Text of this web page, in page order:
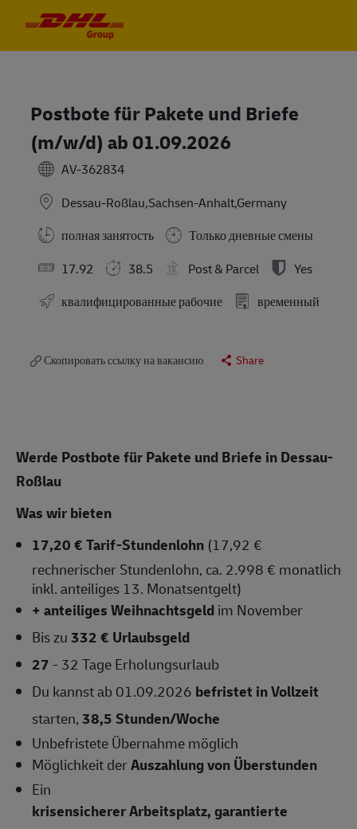
Postbote für Pakete und Briefe
(m/w/d) ab 01.09.2026
AV-362834
Dessau-Roßlau,Sachsen-Anhalt,Germany
полная занятость
Только дневные смены
17.92
38.5 Post & Parcel
Yes
квалифицированные рабочие
временный
Скопировать ссылку на вакансию Share
Werde Postbote für Pakete und Briefe in Dessau-
Roßlau
Was wir bieten
17,20 € Tarif-Stundenlohn (17,92 €
rechnerischer Stundenlohn, ca. 2.998 € monatlich
inkl. anteiliges 13. Monatsentgelt)
+ anteiliges Weihnachtsgeldim November
Bis zu332 € Urlaubsgeld
27- 32 Tage Erholungsurlaub
Du kannst ab 01.09.2026 befristet in Vollzeit
starten,38,5 Stunden/Woche
Unbefristete Übernahmemöglich
Möglichkeit derAuszahlung von Überstunden
Ein
krisensicherer Arbeitsplatz, garantierte